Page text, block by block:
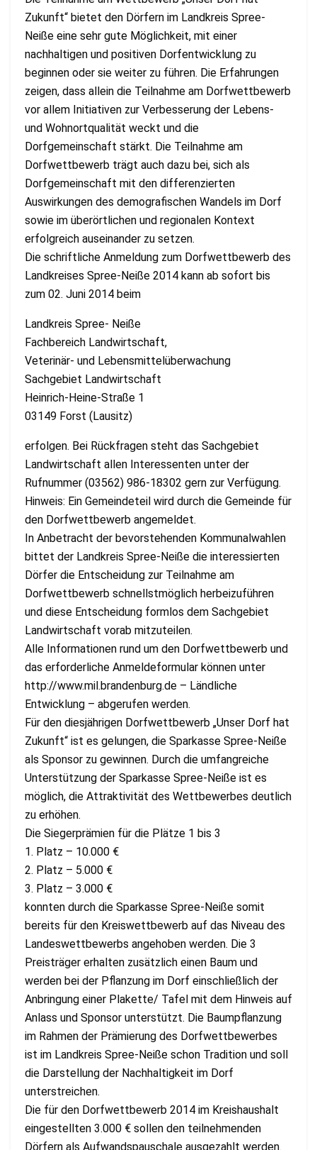
Zukunft“ bietet den Dörfern im Landkreis Spree-
Neiße eine sehr gute Möglichkeit, mit einer
nachhaltigen und positiven Dorfentwicklung zu
beginnen oder sie weiter zu führen. Die Erfahrungen
zeigen, dass allein die Teilnahme am Dorfwettbewerb
vor allem Initiativen zur Verbesserung der Lebens-
und Wohnortqualität weckt und die
Dorfgemeinschaft stärkt. Die Teilnahme am
Dorfwettbewerb trägt auch dazu bei, sich als
Dorfgemeinschaft mit den differenzierten
Auswirkungen des demografischen Wandels im Dorf
sowie im überörtlichen und regionalen Kontext
erfolgreich auseinander zu setzen.
Die schriftliche Anmeldung zum Dorfwettbewerb des
Landkreises Spree-Neiße 2014 kann ab sofort bis
zum 02. Juni 2014 beim
Landkreis Spree- Neiße
Fachbereich Landwirtschaft,
Veterinär- und Lebensmittelüberwachung
Sachgebiet Landwirtschaft
Heinrich-Heine-Straße 1
03149 Forst (Lausitz)
erfolgen. Bei Rückfragen steht das Sachgebiet
Landwirtschaft allen Interessenten unter der
Rufnummer (03562) 986-18302 gern zur Verfügung.
Hinweis: Ein Gemeindeteil wird durch die Gemeinde für
den Dorfwettbewerb angemeldet.
In Anbetracht der bevorstehenden Kommunalwahlen
bittet der Landkreis Spree-Neiße die interessierten
Dörfer die Entscheidung zur Teilnahme am
Dorfwettbewerb schnellstmöglich herbeizuführen
und diese Entscheidung formlos dem Sachgebiet
Landwirtschaft vorab mitzuteilen.
Alle Informationen rund um den Dorfwettbewerb und
das erforderliche Anmeldeformular können unter
http://www.mil.brandenburg.de – Ländliche
Entwicklung – abgerufen werden.
Für den diesjährigen Dorfwettbewerb „Unser Dorf hat
Zukunft“ ist es gelungen, die Sparkasse Spree-Neiße
als Sponsor zu gewinnen. Durch die umfangreiche
Unterstützung der Sparkasse Spree-Neiße ist es
möglich, die Attraktivität des Wettbewerbes deutlich
zu erhöhen.
Die Siegerprämien für die Plätze 1 bis 3
1. Platz – 10.000 €
2. Platz – 5.000 €
3. Platz – 3.000 €
konnten durch die Sparkasse Spree-Neiße somit
bereits für den Kreiswettbewerb auf das Niveau des
Landeswettbewerbs angehoben werden. Die 3
Preisträger erhalten zusätzlich einen Baum und
werden bei der Pflanzung im Dorf einschließlich der
Anbringung einer Plakette/ Tafel mit dem Hinweis auf
Anlass und Sponsor unterstützt. Die Baumpflanzung
im Rahmen der Prämierung des Dorfwettbewerbes
ist im Landkreis Spree-Neiße schon Tradition und soll
die Darstellung der Nachhaltigkeit im Dorf
unterstreichen.
Die für den Dorfwettbewerb 2014 im Kreishaushalt
eingestellten 3.000 € sollen den teilnehmenden
Dörfern als Aufwandspauschale ausgezahlt werden.